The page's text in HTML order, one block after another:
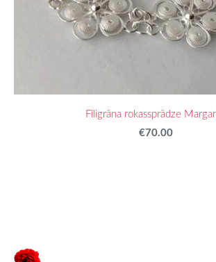
Filigrāna rokassprādze
€70.00